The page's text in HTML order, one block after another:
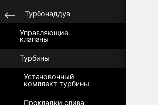
Турбонаддув
Управляющие
клапаны
Турбины
Установочный
комплект турбины
Прокладки слива